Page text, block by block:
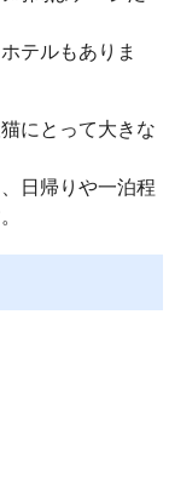
テルもありま
にとって大きな
日帰りや一泊程